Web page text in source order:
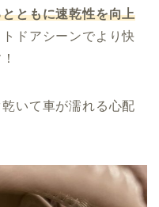
ともに速乾性を向上
ドアシーンでより快
いて車が濡れる心配